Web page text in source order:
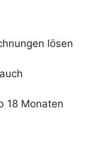
lösen
18 Monaten